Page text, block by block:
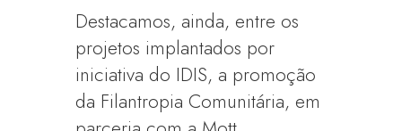
Destacamos, ainda, entre os
projetos implantados por
iniciativa do IDIS, a promoção
da Filantropia Comunitária, em